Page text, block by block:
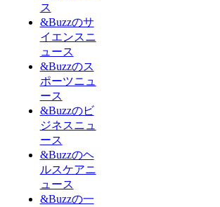
ス
&Buzzのサ
イエンスニ
ュース
&Buzzのス
ポーツニュ
ース
&Buzzのビ
ジネスニュ
ース
&Buzzのヘ
ルスケアニ
ュース
&Buzzの一